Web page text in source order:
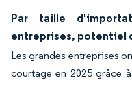
Par taille
entreprises, potentiel
Les grandes entreprises
courtage en 2025 grâce